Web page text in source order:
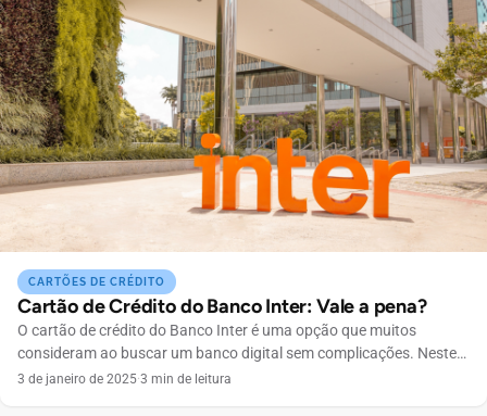
CARTÕES DE CRÉDITO
Cartão de Crédito do Banco Inter: Vale a pena?
O cartão de crédito do Banco Inter é uma opção que muitos
consideram ao buscar um banco digital sem complicações. Neste
artigo, vamos explorar todos os aspectos dos cartões disponíveis,
3 de janeiro de 2025·3 min de leitura